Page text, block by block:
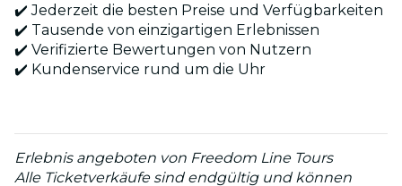
✔️ Jederzeit die besten Preise und Verfügbarkeiten
✔️ Tausende von einzigartigen Erlebnissen
✔️ Verifizierte Bewertungen von Nutzern
✔️ Kundenservice rund um die Uhr
Erlebnis angeboten von Freedom Line Tours
Alle Ticketverkäufe sind endgültig und können